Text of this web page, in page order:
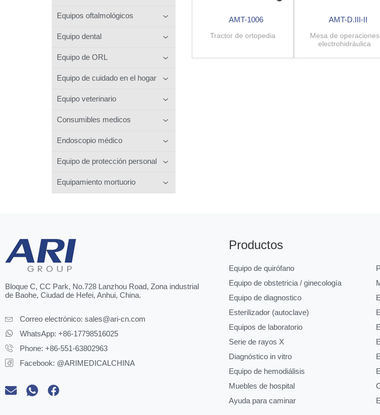
Equipos oftalmológicos
Equipo dental
Equipo de ORL
Equipo de cuidado en el hogar
Equipo veterinario
Consumibles medicos
Endoscopio médico
Equipo de protección personal
Equipamiento mortuorio
AMT-1006
Tractor de ortopedia
AMT-D.III-II
Mesa de operaciones
electrohidráulica
Bloque C, CC Park, No.728 Lanzhou Road, Zona industrial
de Baohe, Ciudad de Hefei, Anhui, China.
Correo electrónico: sales@ari-cn.com
WhatsApp: +86-17798516025
Phone: +86-551-63802963
Facebook: @ARIMEDICALCHINA
Productos
Equipo de quirófano
Equipo de obstetricia / ginecología
Equipo de diagnostico
Esterilizador (autoclave)
Equipos de laboratorio
Serie de rayos X
Diagnóstico in vitro
Equipo de hemodiálisis
Muebles de hospital
Ayuda para caminar